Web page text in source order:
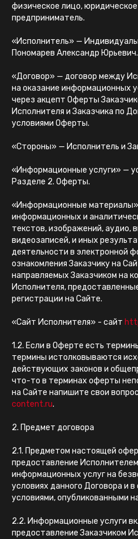
физическое лицо,
предприниматель.
«Исполнитель» —
Пономарев Александр Юрьевич.
«Договор» — договор между
на оказание информационных
через акцепт Оферты
Исполнителя и Заказчика по
условиями Оферты.
«Стороны» — Исполнитель и
«Информационные услуги» —
Разделе 2. Оферты.
«Информационные материалы»
информационных и
текстов, изображений, аудио,
видеозаписей, и иных
деятельности в электронной
ознакомления Заказчику на
направляемых Заказчиком на
Исполнителя,
регистрации на Сайте.
«Сайт Исполнителя» - сайт
1.2. Если в Оферте есть
термины истолковываются
действующих законов и
что-то в терминах оферты
на Сайте напишите свои
content.ru.
2. Предмет договора
2.1. Предметом настоящей
предоставление
информационных услуг на
условиях данного Договора и
условиями, опубликованными
2.2. Информационные услуги
предоставление Заказчиком